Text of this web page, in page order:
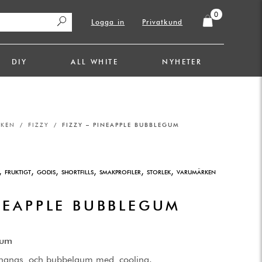
Logga in Privatkund
0
DIY ALL WHITE NYHETER
/ FIZZY / FIZZY – PINEAPPLE BUBBLEGUM
FRUKTIGT, GODIS, SHORTFILLS, SMAKPROFILER, STORLEK, VARUMÄRKEN
BUBBLEGUM
och bubbelgum med cooling.